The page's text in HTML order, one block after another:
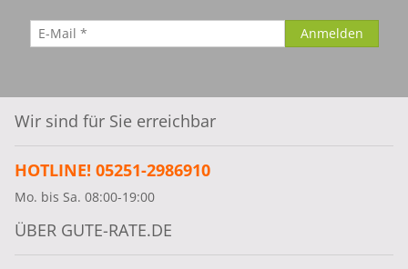
Wir sind für Sie erreichbar
HOTLINE! 05251-2986910
Mo. bis Sa. 08:00-19:00
ÜBER GUTE-RATE.DE